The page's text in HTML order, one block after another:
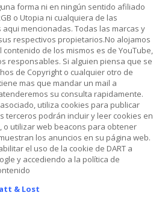
forma ni en ningún sentido afiliado
o Utopia ni cualquiera de las
mencionadas. Todas las marcas y
respectivos propietarios.No alojamos
de los mismos es de YouTube,
responsables. Si alguien piensa que se
de Copyright o cualquier otro de
mas que mandar un mail a
su consulta rapidamente.
utiliza cookies para publicar
terceros podrán incluir y leer cookies en
o utilizar web beacons para obtener
los anuncios en su página web.
el uso de la cookie de DART a
y accediendo a la política de
& Lost